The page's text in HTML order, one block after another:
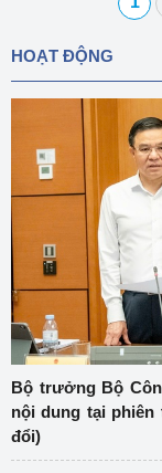
HOẠT ĐỘNG
Bộ trưởng Bộ
nội dung tại phiên
đổi)